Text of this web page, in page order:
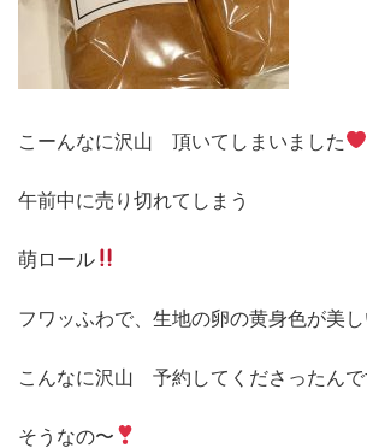
こーんなに沢山 頂いてしまいました
午前中に売り切れてしまう
萌ロール
フワッふわで、生地の卵の黄身色が美し
こんなに沢山 予約してくださったんで
そうなの〜